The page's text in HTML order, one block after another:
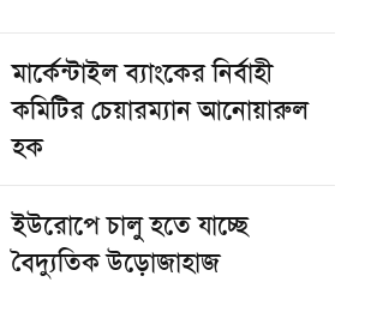
মার্কেন্টাইল ব্যাংকের নির্বাহী
কমিটির চেয়ারম্যান আনোয়ারুল
হক
ইউরোপে চালু হতে যাচ্ছে
বৈদ্যুতিক উড়োজাহাজ